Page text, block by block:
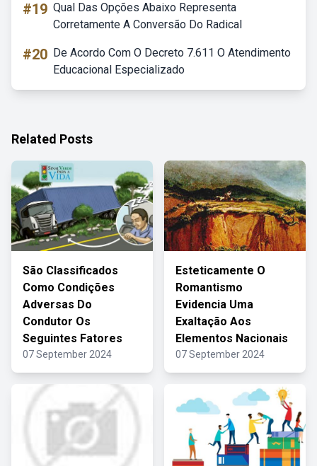
#19 Qual Das Opções Abaixo Representa
Corretamente A Conversão Do Radical
#20 De Acordo Com O Decreto 7.611 O Atendimento
Educacional Especializado
Related Posts
São Classificados
Como Condições
Adversas Do
Condutor Os
Seguintes Fatores
07 September 2024
Esteticamente O
Romantismo
Evidencia Uma
Exaltação Aos
Elementos Nacionais
07 September 2024